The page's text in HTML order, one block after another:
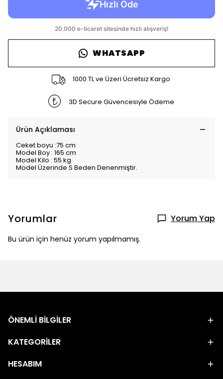
WHATSAPP
1000 TL ve Üzeri Ücretsiz Kargo
3D Secure Güvencesiyle Ödeme
Ürün Açıklaması
Ceket boyu :75 cm
Model Boy : 165 cm
Model Kilo : 55 kg
Model Üzerinde S Beden Denenmiştir.
Yorumlar Yorum Yap
Bu ürün için henüz yorum yapılmamış.
ÖNEMLİ BİLGİLER
KATEGORİLER
HESABIM